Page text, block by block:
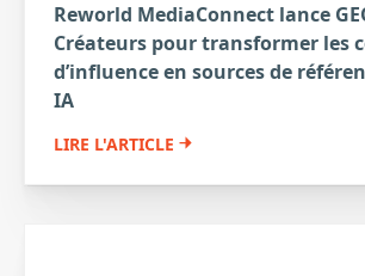
Reworld MediaConnect lance
Créateurs pour transformer les
d’influence en sources de
IA
LIRE L'ARTICLE